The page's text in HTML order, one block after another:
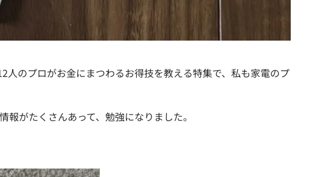
のプロがお金にまつわるお得技を教える特集で、私も家電のプ
がたくさんあって、勉強になりました。